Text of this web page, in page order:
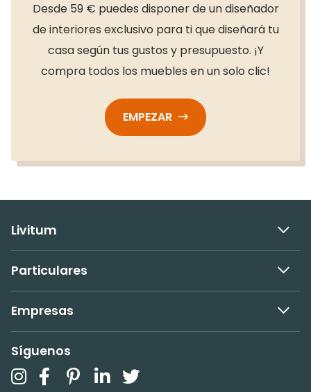
Desde 59 € puedes disponer de un diseñador
de interiores exclusivo para ti que diseñará tu
casa según tus gustos y presupuesto. ¡Y
compra todos los muebles en un solo clic!
EMPEZAR
Livitum
Particulares
Empresas
Síguenos